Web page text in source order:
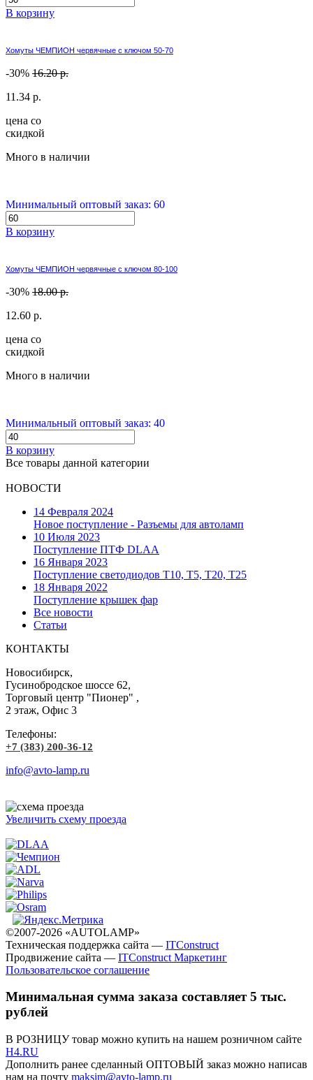
В корзину
Хомуты ЧЕМПИОН червячные с ключом 50-70
-30% 16.20 р.
11.34 р.
цена со
скидкой
Много в наличии
Минимальный оптовый заказ: 60
В корзину
Хомуты ЧЕМПИОН червячные с ключом 80-100
-30% 18.00 р.
12.60 р.
цена со
скидкой
Много в наличии
Минимальный оптовый заказ: 40
В корзину
Все товары данной категории
НОВОСТИ
14 Февраля 2024
Новое поступление - Разъемы для автоламп
10 Июля 2023
Поступление ПТФ DLAA
16 Января 2023
Поступление светодиодов T10, T5, T20, T25
18 Января 2022
Поступление крышек фар
Все новости
Статьи
КОНТАКТЫ
Новосибирск,
Гусинобродское шоссе 62,
Торговый центр "Пионер" ,
2 этаж, Офис 3
Телефоны:
+7 (383) 200-36-12
info@avto-lamp.ru
Увеличить схему проезда
©2007-2026 «AUTOLAMP»
Техническая поддержка сайта — ITConstruct
Продвижение сайта — ITConstruct Маркетинг
Пользовательское соглашение
Минимальная сумма заказа составляет 5 тыс.
рублей
В РОЗНИЦУ товар можно купить на нашем розничном сайте
H4.RU
Дополнить ранее сделанный ОПТОВЫЙ заказ можно написав
нам на почту maksim@avto-lamp.ru